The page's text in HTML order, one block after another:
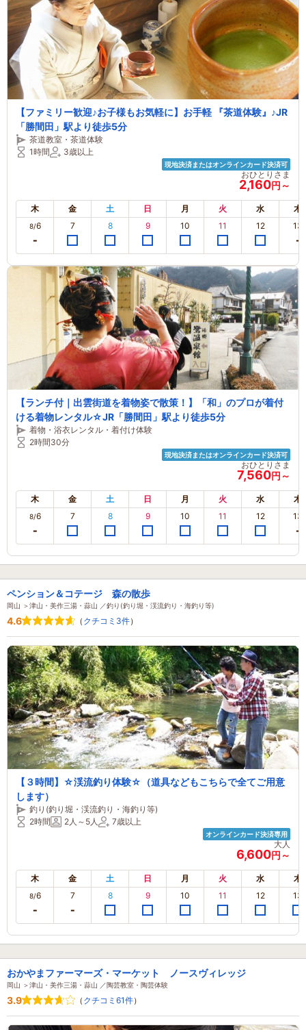
【ファミリー歓迎♪お子様もお気軽に】お手軽 『茶道体験』♪JR
「勝間田」駅より徒歩5分
茶道教室・茶道体験
1時間
3歳以上
現地決済またはオンラインカード決済可
おひとりさま
2,160円～
木 金 土 日 月 火 水 木
8/6 7 8 9 10 11 12 13
【ランチ付｜出雲街道を着物姿で散策！】「和」のプロが着付
ける着物レンタル☆JR「勝間田」駅より徒歩5分
着物・浴衣レンタル・着付け体験
2時間30分
現地決済またはオンラインカード決済可
おひとりさま
7,560円～
木 金 土 日 月 火 水 木
8/6 7 8 9 10 11 12 13
ペンション＆コテージ 森の散歩
岡山 ＞津山・美作三湯・蒜山 ／釣り(釣り堀・渓流釣り・海釣り等)
4.6 （ クチコミ3件）
【３時間】☆渓流釣り体験☆（道具などもこちらで全てご用意
します）
釣り(釣り堀・渓流釣り・海釣り等)
2時間
2人～5人 7歳以上
オンラインカード決済専用
大人
6,600円～
木 金 土 日 月 火 水 木
8/6 7 8 9 10 11 12 13
おかやまファーマーズ・マーケット ノースヴィレッジ
岡山 ＞津山・美作三湯・蒜山 ／陶芸教室・陶芸体験
3.9 （ クチコミ61件）